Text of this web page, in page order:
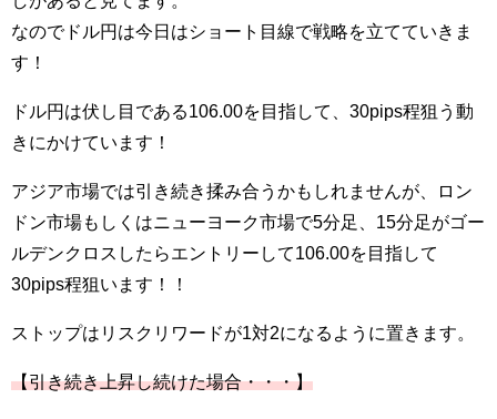
なのでドル円は今日はショート目線で戦略を立てていきま
す！
ドル円は伏し目である106.00を目指して、30pips程狙う動
きにかけています！
アジア市場では引き続き揉み合うかもしれませんが、ロン
ドン市場もしくはニューヨーク市場で5分足、15分足がゴー
ルデンクロスしたらエントリーして106.00を目指して
30pips程狙います！！
ストップはリスクリワードが1対2になるように置きます。
【引き続き上昇し続けた場合・・・】